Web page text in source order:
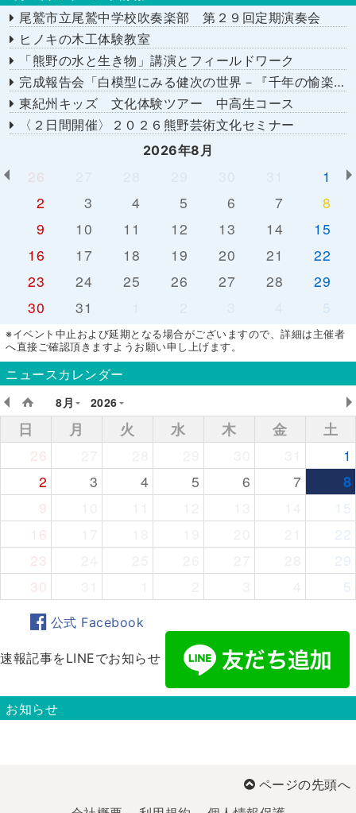
尾鷲市立尾鷲中学校吹奏楽部 第２９回定期演奏会
ヒノキの木工体験教室
「熊野の水と生き物」講演とフィールドワーク
完成報告会「白模型にみる健次の世界－『千年の愉楽』『奇蹟』より－」
東紀州キッズ 文化体験ツアー 中高生コース
〈２日間開催〉２０２６熊野芸術文化セミナー
2026年8月
26
1
2
3 4 5 6 7
8
9
10 11 12 13 14
15
16
17 18 19 20 21
22
23
24 25 26 27 28
29
30
31 5
※イベント中止および延期となる場合がございますので、詳細は主催者
へ直接ご確認頂きますようお願い申し上げます。
ニュースカレンダー
8月
2026
日 月 火 水 木 金
土
26
1
2
3 4 5 6 7
8
9
15
16
22
23
29
30
5
公式 Facebook
速報記事をLINEでお知らせ
お知らせ
ページの先頭へ